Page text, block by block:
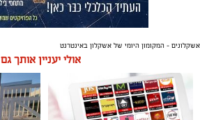
אשקלונים - המקומון היומי של אשקלון באינטרנט
אולי יעניין אותך גם